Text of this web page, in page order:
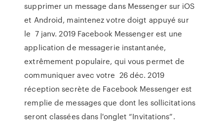
supprimer un message dans Messenger sur iOS
et Android, maintenez votre doigt appuyé sur
le 7 janv. 2019 Facebook Messenger est une
application de messagerie instantanée,
extrêmement populaire, qui vous permet de
communiquer avec votre 26 déc. 2019
réception secrète de Facebook Messenger est
remplie de messages que dont les sollicitations
seront classées dans l'onglet “Invitations”.